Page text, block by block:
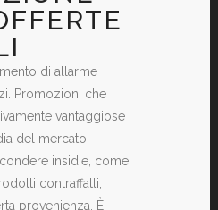
di allarme
Promozioni che
vantaggiose
del mercato
insidie, come
contraffatti,
provenienza. È